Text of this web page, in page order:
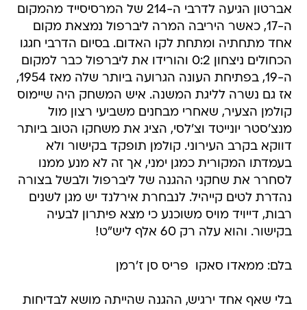
אברטון הגיעה לדרבי ה-214 של המרסיסייד מהמקום
ה-17, כאשר היריבה המרה ליברפול נמצאת מקום
אחד מתחתיה ומתחת לקו האדום. בסיום הדרבי חגגו
הכחולים ניצחון 0:2 והורידו את ליברפול כבר למקום
ה-19, בפתיחת העונה הגרועה ביותר שלה מאז 1954,
אז גם נשרה לליגת המשנה. איש המשחק היה שיימוס
קולמן הצעיר, שאחרי מבחנים משביעי רצון מול
מנצ'סטר יונייטד וצ'לסי, הציג את משחקו הטוב ביותר
דווקא בקרב העירוני. קולמן תופקד בקישור ולא
בעמדתו המקורית כמגן ימני, אך זה לא מנע ממנו
לסחרר את שחקני ההגנה של ליברפול ולבשל בצורה
נהדרת לטים קייהיל. לנבחרת אירלנד יש מגן לשנים
רבות, דייויד מויס משוכנע כי מצא פיתרון לבעיה
בקישור. והוא עלה רק 60 אלף ליש"ט!
בלם: ממאדו סאקו  פריס סן ז'רמן
בלי שאף אחד ירגיש, ההגנה שהייתה מושא לבדיחות